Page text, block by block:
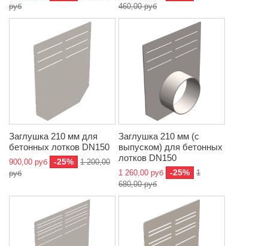
руб
460,00 руб
Заглушка 210 мм для
бетонных лотков DN150
900,00 руб -25%
1 200,00
руб
Заглушка 210 мм (с
выпуском) для бетонных
лотков DN150
1 260,00 руб -25%
1
680,00 руб